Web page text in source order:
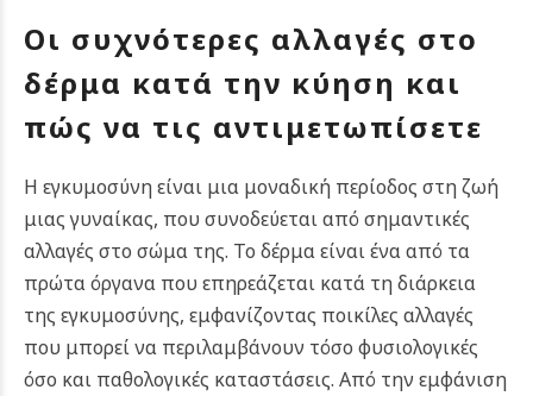
Οι συχνότερες αλλαγές στο
δέρμα κατά την κύηση και
πώς να τις αντιμετωπίσετε
Η εγκυμοσύνη είναι μια μοναδική περίοδος στη ζωή
μιας γυναίκας, που συνοδεύεται από σημαντικές
αλλαγές στο σώμα της. Το δέρμα είναι ένα από τα
πρώτα όργανα που επηρεάζεται κατά τη διάρκεια
της εγκυμοσύνης, εμφανίζοντας ποικίλες αλλαγές
που μπορεί να περιλαμβάνουν τόσο φυσιολογικές
όσο και παθολογικές καταστάσεις. Από την εμφάνιση